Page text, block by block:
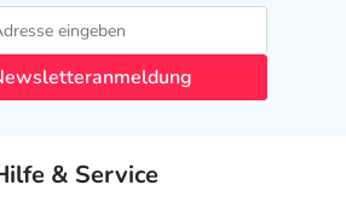
& Service